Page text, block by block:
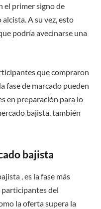
el primer signo de
A su vez, esto
podría avecinarse una
que compraron
fase de marcado pueden
en preparación para lo
bajista, también
bajista
, es la fase más
del
la oferta supera la